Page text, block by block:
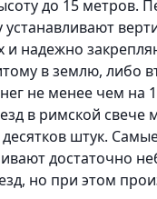
до 15 метров.
и надежно
в землю, либо
не менее чем на
в римской свече
десятков штук.
достаточно
но при этом